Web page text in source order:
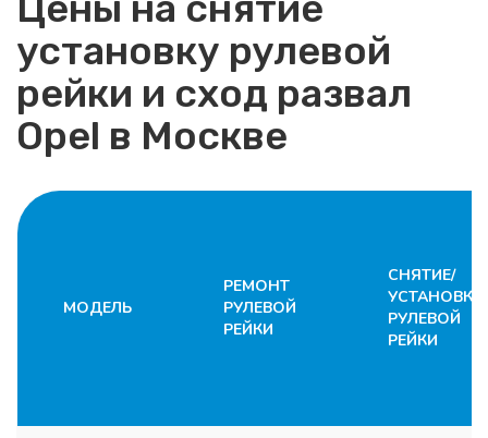
установку рулевой
рейки и сход развал
Opel в Москве
МОДЕЛЬ
РЕМОНТ
РУЛЕВОЙ
РЕЙКИ
СНЯТИЕ/
УСТАНОВКА
РУЛЕВОЙ
РЕЙКИ